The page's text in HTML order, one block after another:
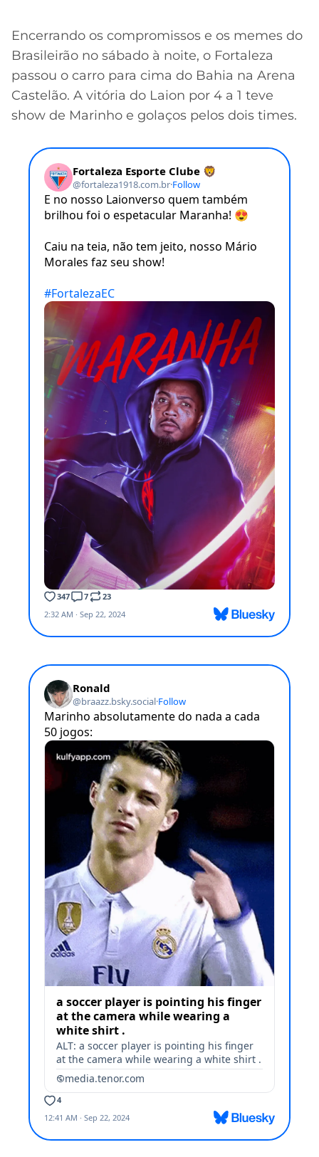
Encerrando os compromissos e os memes do
Brasileirão no sábado à noite, o Fortaleza
passou o carro para cima do Bahia na Arena
Castelão. A vitória do Laion por 4 a 1 teve
show de Marinho e golaços pelos dois times.